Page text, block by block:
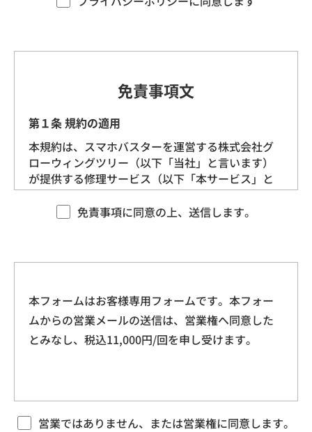
す。）を定めます。
第1条（プライバシー情報）
人情報保護法にいう「個人情報」を指すものと
し、生存する個人に関する情報であって、当該
号、連絡先その他の記述等により特定の個人を
識別できる情報を指します。
プライバシー情報のうち「履歴情報および特性
情報」とは、上記に定める「個人情報」以外の
ド、ご利用日時、ご利用の方法、ご利用環境、
郵便番号や性別、職業、年齢、ユーザーのIPア
ドレス、クッキー情報、位置情報、端末の個体
識別情報などを指します。
当社は、ユーザーが利用する際に氏名、生年月
免責事項文
第１条 規約の適用
本規約は、スマホバスターを運営する株式会社グ
ローウィングツリー（以下「当社」と言います）
が提供する修理サービス（以下「本サービス」と
言います）に適用される基本的な条件を定めるも
のです。 当社は、本規約に沿ってお客様に本サー
ご利用くださいますようお願いいたします。
第２条 契約の成立
本規約に基づく本サービスに関する契約は、お客
様が修理をご希望になる携帯電話（以下「修理依
て必要事項および本サービス提供の可否等を確認
の後、当社がお客様のご依頼を承諾することをも
免責事項に同意の上、送信します。
本フォームはお客様専用フォームです。本フォー
ムからの営業メールの送信は、営業権へ同意した
とみなし、税込11,000円/回を申し受けます。
営業ではありません、または営業権に同意します。